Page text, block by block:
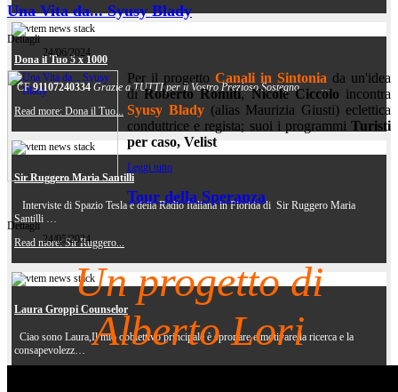
Dona il Tuo 5 x 1000
CF91107240334 Grazie a TUTTI per il Vostro Prezioso Sostegno…
Read more: Dona il Tuo...
Sir Ruggero Maria Santilli
Interviste di Spazio Tesla e della Radio Italiana in Florida di Sir Ruggero Maria
Santilli …
Read more: Sir Ruggero...
Laura Groppi Counselor
Ciao sono Laura,Il mio obbiettivo principale è spronare e motivare la ricerca e la
consapevolezz…
Una Vita da... Syusy Blady
Dettagli
24/06/2024
Per il progetto Canali in Sintonia da un'idea
diRoberto Romiti,Nicole Ciccolo incontra
Syusy Blady(alias Maurizia Giusti) eclettica
conduttrice e regista; suoi i programmi Turisti
per caso, Velist
Leggi tutto
Tour della Speranza
Dettagli
24/05/2024
Un progetto di
Alberto Lori